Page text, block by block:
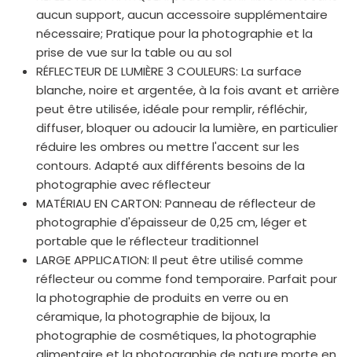
aucun support, aucun accessoire supplémentaire
nécessaire; Pratique pour la photographie et la
prise de vue sur la table ou au sol
RÉFLECTEUR DE LUMIÈRE 3 COULEURS: La surface
blanche, noire et argentée, à la fois avant et arrière
peut être utilisée, idéale pour remplir, réfléchir,
diffuser, bloquer ou adoucir la lumière, en particulier
réduire les ombres ou mettre l'accent sur les
contours. Adapté aux différents besoins de la
photographie avec réflecteur
MATÉRIAU EN CARTON: Panneau de réflecteur de
photographie d'épaisseur de 0,25 cm, léger et
portable que le réflecteur traditionnel
LARGE APPLICATION: Il peut être utilisé comme
réflecteur ou comme fond temporaire. Parfait pour
la photographie de produits en verre ou en
céramique, la photographie de bijoux, la
photographie de cosmétiques, la photographie